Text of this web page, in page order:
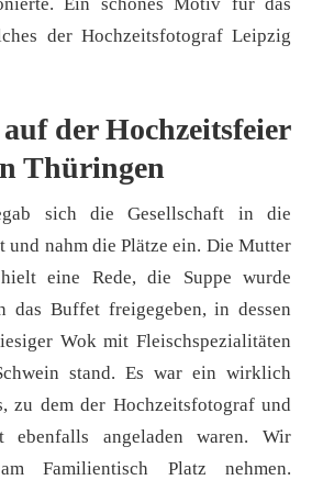
der Hochzeitsfotograf Leipzig
auf der Hochzeitsfeier
Thüringen
sich die Gesellschaft in die
und nahm die Plätze ein. Die Mutter
eine Rede, die Suppe wurde
das Buffet freigegeben, in dessen
Wok mit Fleischspezialitäten
stand. Es war ein wirklich
zu dem der Hochzeitsfotograf und
ebenfalls angeladen waren. Wir
Familientisch Platz nehmen.